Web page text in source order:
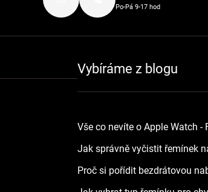
Po-Pá 9-17 hod
Vybíráme z blogu
Vše co nevíte o Apple Watch -
Jak správně vyčistit řemínek
Proč si pořídit bezdrátovou